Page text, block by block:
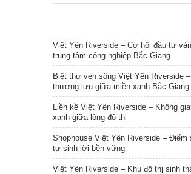
Việt Yên Riverside – Cơ hội đầu tư
trung tâm công nghiệp Bắc Giang
Biệt thự ven sông Việt Yên Riverside
thượng lưu giữa miền xanh Bắc Giang
Liền kề Việt Yên Riverside – Không
xanh giữa lòng đô thị
Shophouse Việt Yên Riverside – Điểm
tư sinh lời bền vững
Việt Yên Riverside – Khu đô thị sinh